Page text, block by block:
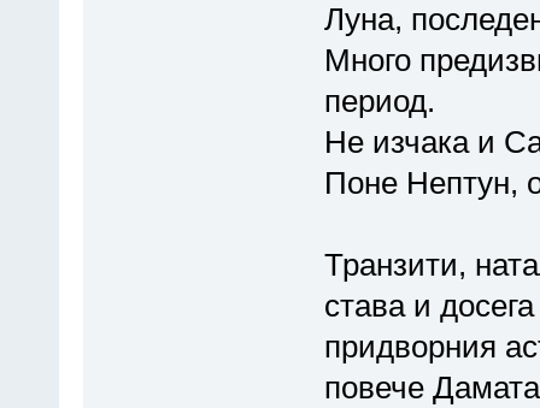
Луна,
Много
период.
Не изчака и
Поне Нептун,
Транзити,
става и
придворния
повече